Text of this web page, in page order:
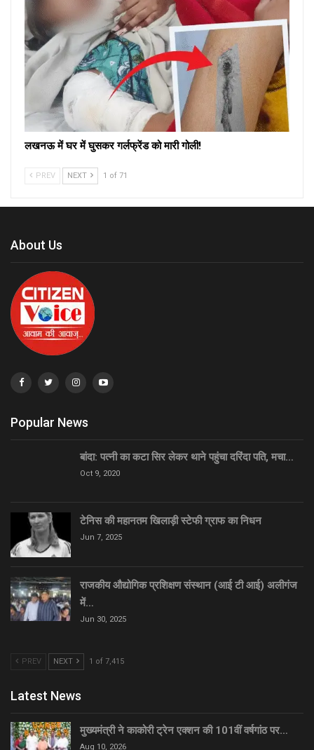
लखनऊ में घर में घुसकर गर्लफ्रेंड को मारी गोली!
PREV NEXT 1 of 71
About Us
Popular News
बांदा: पत्नी का कटा सिर लेकर थाने पहुंचा दरिंदा पति, मचा…
Oct 9, 2020
टेनिस की महानतम खिलाड़ी स्टेफी ग्राफ का निधन
Jun 7, 2025
राजकीय औद्योगिक प्रशिक्षण संस्थान (आई टी आई) अलीगंज
में…
Jun 30, 2025
PREV NEXT 1 of 7,415
Latest News
मुख्यमंत्री ने काकोरी ट्रेन एक्शन की 101वीं वर्षगांठ पर…
Aug 10, 2026